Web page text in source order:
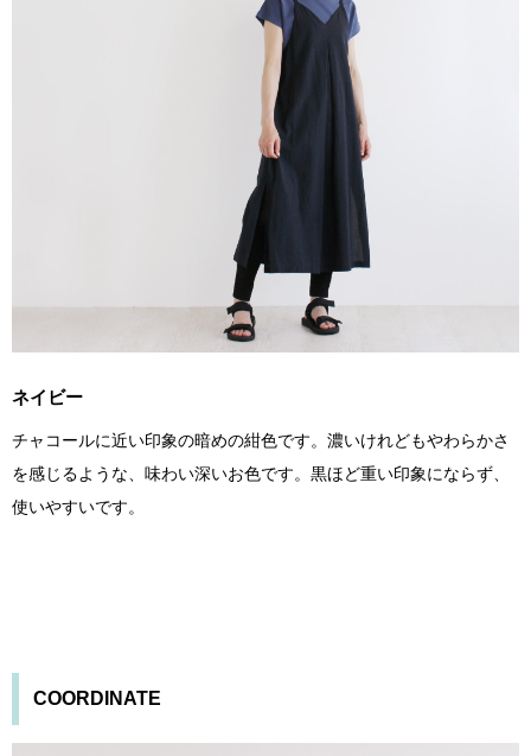
ネイビー
チャコールに近い印象の暗めの紺色です。濃いけれどもやわらかさ
を感じるような、味わい深いお色です。黒ほど重い印象にならず、
使いやすいです。
COORDINATE